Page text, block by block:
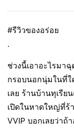
#รีวิวของอร่อย
.
ช่วงนี้เอาอะไรมา
กรอบนอกนุ่มในที่ใ
เลย ร้านบ้านทุเรีย
เปิดในหาดใหญ่ที่ร้
VVIP บอกเลยว่าถ้